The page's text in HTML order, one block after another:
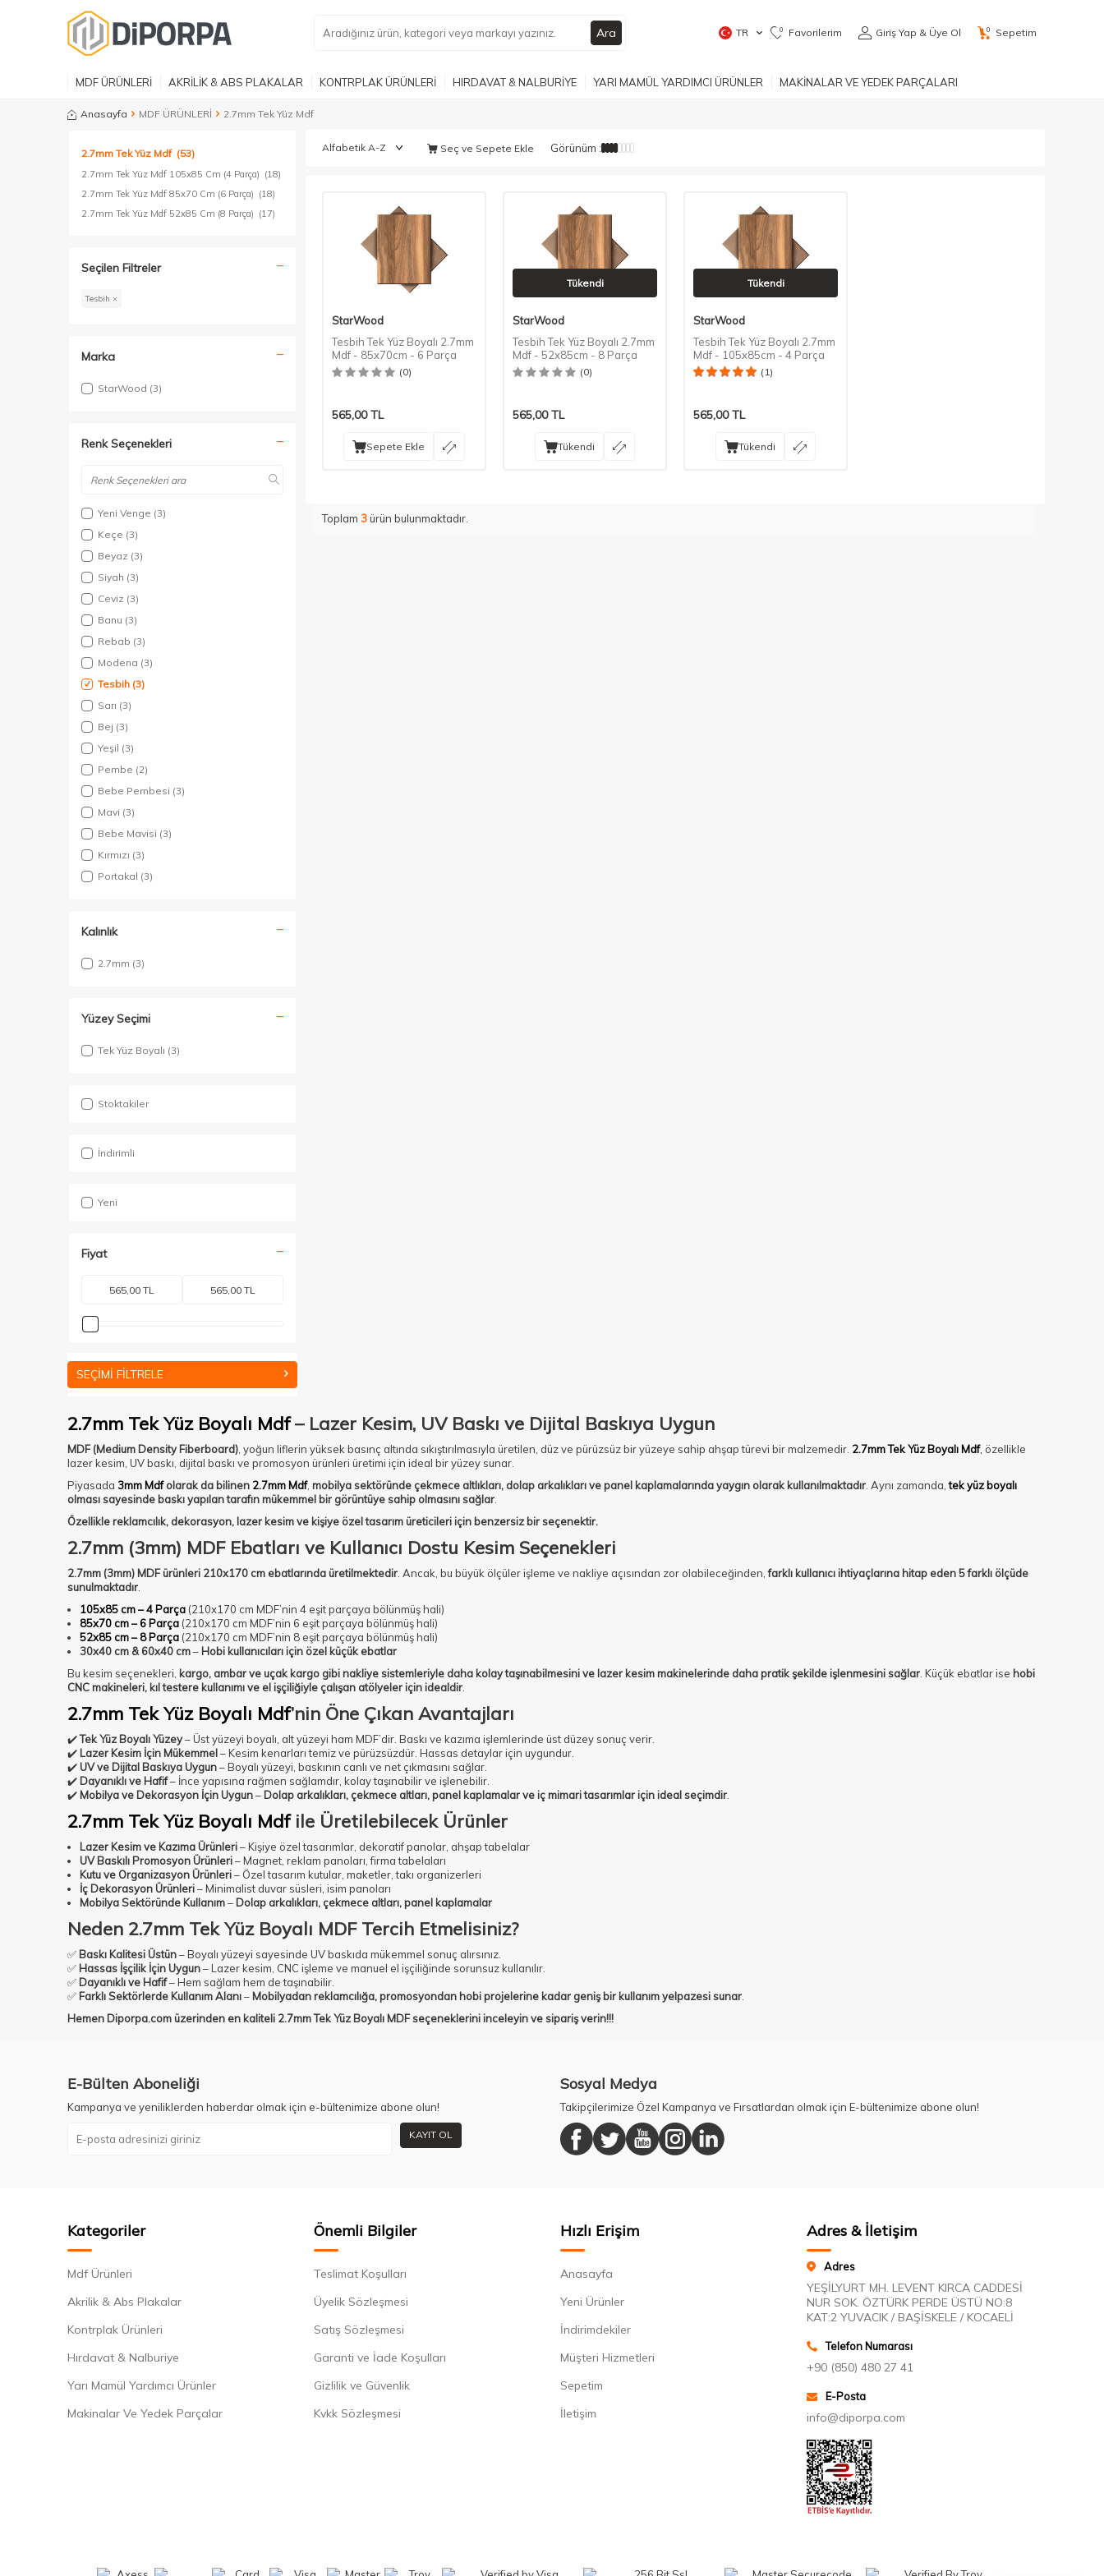
Ara TR 0 Favorilerim Giriş Yap & Üye Ol 0 Sepetim
MDF ÜRÜNLERİ AKRİLİK & ABS PLAKALAR KONTRPLAK ÜRÜNLERİ HIRDAVAT & NALBURİYE YARI MAMÜL YARDIMCI ÜRÜNLER MAKİNALAR VE YEDEK PARÇALARI
Anasayfa MDF ÜRÜNLERİ 2.7mm Tek Yüz Mdf
2.7mm Tek Yüz Mdf (53)
2.7mm Tek Yüz Mdf 105x85 Cm (4 Parça) (18)
2.7mm Tek Yüz Mdf 85x70 Cm (6 Parça) (18)
2.7mm Tek Yüz Mdf 52x85 Cm (8 Parça) (17)
Seçilen Filtreler
Tesbih ×
Marka
StarWood (3)
Renk Seçenekleri
Yeni Venge (3)
Keçe (3)
Beyaz (3)
Siyah (3)
Ceviz (3)
Banu (3)
Rebab (3)
Modena (3)
Tesbih (3)
Sarı (3)
Bej (3)
Yeşil (3)
Pembe (2)
Bebe Pembesi (3)
Mavi (3)
Bebe Mavisi (3)
Kırmızı (3)
Portakal (3)
Kalınlık
2.7mm (3)
Yüzey Seçimi
Tek Yüz Boyalı (3)
Stoktakiler
İndirimli
Yeni
Fiyat
SEÇIMI FILTRELE
Seç ve Sepete Ekle Görünüm :
StarWood
Tesbih Tek Yüz Boyalı 2.7mm
Mdf - 85x70cm - 6 Parça
(0)
565,00TL
Sepete Ekle
Tükendi
StarWood
Tesbih Tek Yüz Boyalı 2.7mm
Mdf - 52x85cm - 8 Parça
(0)
565,00TL
Tükendi
Tükendi
StarWood
Tesbih Tek Yüz Boyalı 2.7mm
Mdf - 105x85cm - 4 Parça
(1)
565,00TL
Tükendi
Toplam 3ürün bulunmaktadır.
2.7mm Tek Yüz Boyalı Mdf– Lazer Kesim, UV Baskı ve Dijital Baskıya Uygun
MDF (Medium Density Fiberboard) , yoğun liflerin yüksek basınç altında sıkıştırılmasıyla üretilen, düz ve pürüzsüz bir yüzeye sahip ahşap türevi bir malzemedir. 2.7mm Tek Yüz Boyalı Mdf, özellikle
lazer kesim, UV baskı, dijital baskı ve promosyon ürünleri üretimi için ideal bir yüzey sunar.
Piyasada 3mm Mdfolarak da bilinen 2.7mm Mdf, mobilya sektöründe çekmece altlıkları, dolap arkalıkları ve panel kaplamalarında yaygın olarak kullanılmaktadır . Aynı zamanda,tek yüz boyalı
olması sayesinde baskı yapılan tarafın mükemmel bir görüntüye sahip olmasını sağlar
Özellikle reklamcılık, dekorasyon, lazer kesim ve kişiye özel tasarım üreticileri için benzersiz bir seçenektir.
2.7mm (3mm) MDF Ebatları ve Kullanıcı Dostu Kesim Seçenekleri
2.7mm (3mm) MDF ürünleri 210x170 cm ebatlarında üretilmektedir . Ancak, bu büyük ölçüler işleme ve nakliye açısından zor olabileceğinden,farklı kullanıcı ihtiyaçlarına hitap eden 5 farklı ölçüde
sunulmaktadır
105x85 cm – 4 Parça (210x170 cm MDF’nin 4 eşit parçaya bölünmüş hali)
85x70 cm – 6 Parça (210x170 cm MDF’nin 6 eşit parçaya bölünmüş hali)
52x85 cm – 8 Parça (210x170 cm MDF’nin 8 eşit parçaya bölünmüş hali)
30x40 cm & 60x40 cm– Hobi kullanıcıları için özel küçük ebatlar
Bu kesim seçenekleri, kargo, ambar ve uçak kargo gibi nakliye sistemleriyle daha kolay taşınabilmesini ve lazer kesim makinelerinde daha pratik şekilde işlenmesini sağlar . Küçük ebatlar ise hobi
CNC makineleri, kıl testere kullanımı ve el işçiliğiyle çalışan atölyeler için idealdir
2.7mm Tek Yüz Boyalı Mdf’nin Öne Çıkan Avantajları
✔️Tek Yüz Boyalı Yüzey– Üst yüzeyi boyalı, alt yüzeyi ham MDF’dir. Baskı ve kazıma işlemlerinde üst düzey sonuç verir.
✔️ Lazer Kesim İçin Mükemmel– Kesim kenarları temiz ve pürüzsüzdür. Hassas detaylar için uygundur.
✔️UV ve Dijital Baskıya Uygun– Boyalı yüzeyi, baskının canlı ve net çıkmasını sağlar.
✔️ Dayanıklı ve Hafif– İnce yapısına rağmen sağlamdır, kolay taşınabilir ve işlenebilir.
✔️ Mobilya ve Dekorasyon İçin Uygun– Dolap arkalıkları, çekmece altları, panel kaplamalar ve iç mimari tasarımlar için ideal seçimdir
2.7mm Tek Yüz Boyalı Mdfile Üretilebilecek Ürünler
Lazer Kesim ve Kazıma Ürünleri– Kişiye özel tasarımlar, dekoratif panolar, ahşap tabelalar
UV Baskılı Promosyon Ürünleri– Magnet, reklam panoları, firma tabelaları
Kutu ve Organizasyon Ürünleri– Özel tasarım kutular, maketler, takı organizerleri
İç Dekorasyon Ürünleri– Minimalist duvar süsleri, isim panoları
Mobilya Sektöründe Kullanım– Dolap arkalıkları, çekmece altları, panel kaplamalar
Neden 2.7mm Tek Yüz Boyalı MDF Tercih Etmelisiniz?
✅ Baskı Kalitesi Üstün– Boyalı yüzeyi sayesinde UV baskıda mükemmel sonuç alırsınız.
✅ Hassas İşçilik İçin Uygun– Lazer kesim, CNC işleme ve manuel el işçiliğinde sorunsuz kullanılır.
✅ Dayanıklı ve Hafif– Hem sağlam hem de taşınabilir.
✅ Farklı Sektörlerde Kullanım Alanı– Mobilyadan reklamcılığa, promosyondan hobi projelerine kadar geniş bir kullanım yelpazesi sunar
Hemen Diporpa.comüzerinden en kaliteli 2.7mm Tek Yüz Boyalı MDF seçeneklerini inceleyin ve sipariş verin!!!
E-Bülten Aboneliği
Kampanya ve yeniliklerden haberdar olmak için e-bültenimize abone olun!
KAYIT OL
Sosyal Medya
Takipçilerimize Özel Kampanya ve Fırsatlardan olmak için E-bültenimize abone olun!
Kategoriler
Mdf Ürünleri
Akrilik & Abs Plakalar
Kontrplak Ürünleri
Hırdavat & Nalburiye
Yarı Mamül Yardımcı Ürünler
Makinalar Ve Yedek Parçalar
Önemli Bilgiler
Teslimat Koşulları
Üyelik Sözleşmesi
Satış Sözleşmesi
Garanti ve İade Koşulları
Gizlilik ve Güvenlik
Kvkk Sözleşmesi
Hızlı Erişim
Anasayfa
Yeni Ürünler
İndirimdekiler
Müşteri Hizmetleri
Sepetim
İletişim
Adres & İletişim
Adres
YEŞİLYURT MH. LEVENT KIRCA CADDESİ
NUR SOK. ÖZTÜRK PERDE ÜSTÜ NO:8
KAT:2 YUVACIK / BAŞİSKELE / KOCAELİ
Telefon Numarası
+90 (850) 480 27 41
E-Posta
info@diporpa.com